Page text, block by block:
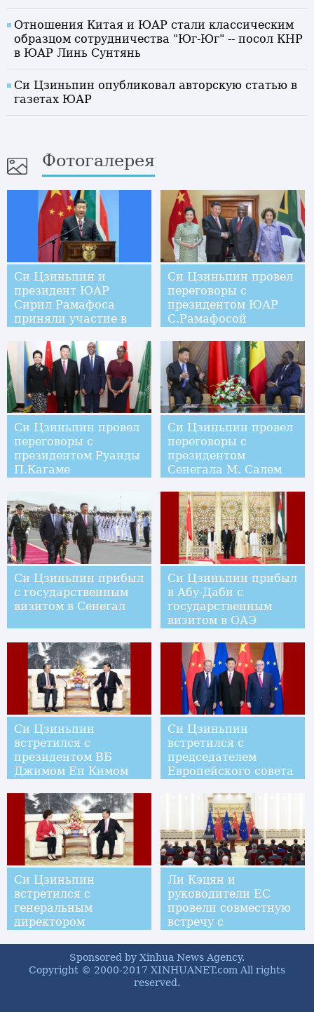
Отношения Китая и ЮАР стали классическим
образцом сотрудничества "Юг-Юг" -- посол КНР
в ЮАР Линь Сунтянь
Си Цзиньпин опубликовал авторскую статью в
газетах ЮАР
Фотогалерея
Си Цзиньпин и
президент ЮАР
Сирил Рамафоса
приняли участие в
высокоуровневого
диалога ученых КНР
и ЮАР
Си Цзиньпин провел
переговоры с
президентом ЮАР
С.Рамафосой
Си Цзиньпин провел
переговоры с
президентом Руанды
П.Кагаме
Си Цзиньпин провел
переговоры с
президентом
Сенегала М. Салем
Си Цзиньпин прибыл
с государственным
визитом в Сенегал
Си Цзиньпин прибыл
в Абу-Даби с
государственным
визитом в ОАЭ
Си Цзиньпин
встретился с
президентом ВБ
Джимом Ен Кимом
Си Цзиньпин
встретился с
председателем
Европейского совета
председателем
Еврокомиссии Ж.-
К.Юнкером
Си Цзиньпин
встретился с
генеральным
директором
Ли Кэцян и
руководители ЕС
провели совместную
встречу с
Sponsored by Xinhua News Agency.
Copyright © 2000-2017 XINHUANET.com All rights
reserved.